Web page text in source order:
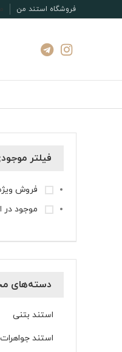
فروشگاه استند من
فیلتر
فروش
موجود در
دسته‌های
استند بتنی
استند جواهرات